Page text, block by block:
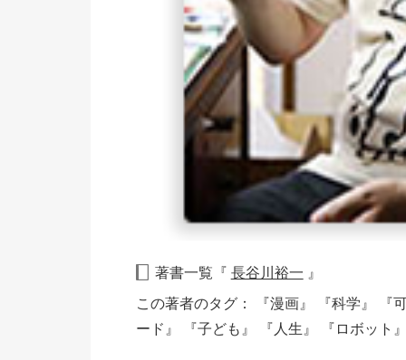
著書一覧『 長谷川裕一 』
この著者のタグ：
『漫画』 『科学』
『
ード』
『子ども』 『人生』 『ロボット